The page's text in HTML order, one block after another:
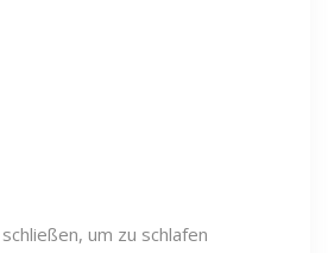
um zu schlafen